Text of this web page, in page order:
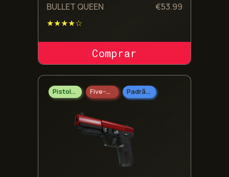
BULLET QUEEN €53.99
★★★★☆
COMPRAR SKIN
Pistolas Five-SeveN Padrão Industrial